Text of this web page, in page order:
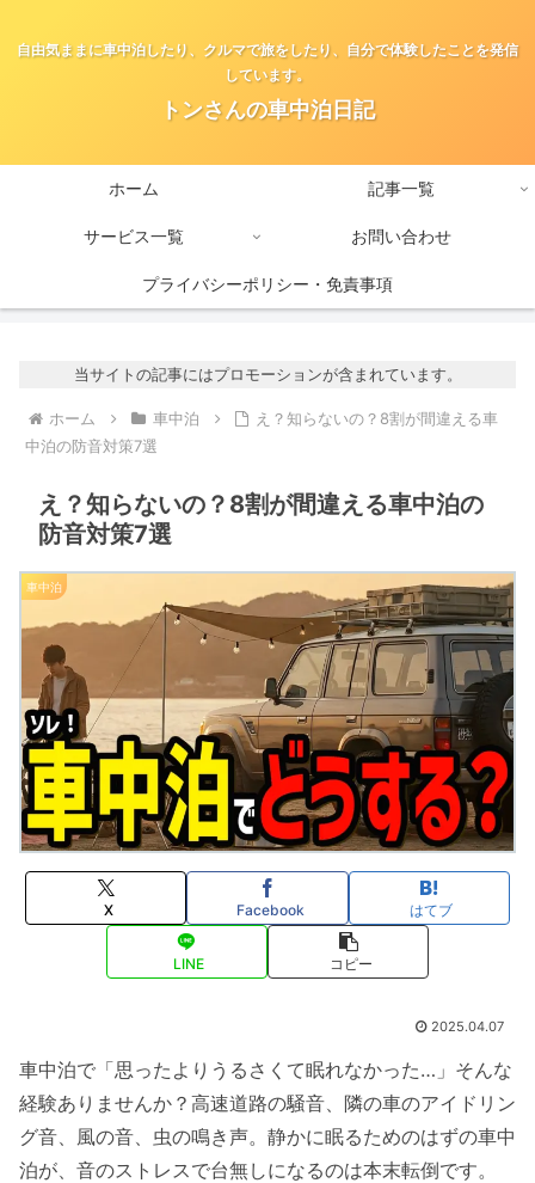
自由気ままに車中泊したり、クルマで旅をしたり、自分で体験したことを発信
しています。
トンさんの車中泊日記
ホーム 記事一覧
サービス一覧 お問い合わせ
プライバシーポリシー・免責事項
当サイトの記事にはプロモーションが含まれています。
ホーム 車中泊
え？知らないの？8割が間違える車
中泊の防音対策7選
え？知らないの？8割が間違える車中泊の
防音対策7選
車中泊
X Facebook はてブ
LINE コピー
2025.04.07
車中泊で「思ったよりうるさくて眠れなかった…」そんな
経験ありませんか？高速道路の騒音、隣の車のアイドリン
グ音、風の音、虫の鳴き声。静かに眠るためのはずの車中
泊が、音のストレスで台無しになるのは本末転倒です。